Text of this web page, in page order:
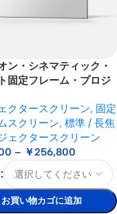
ン・シネマティック・
固定フレーム・プロジ
クタースクリーン, 固定
スクリーン, 標準 / 長焦
ェクタースクリーン
– ￥256,800
お買い物カゴに追加